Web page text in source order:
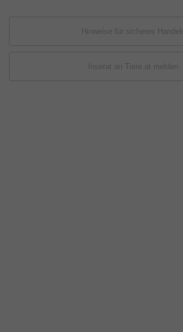
Hinweise für sicheres Handeln
Inserat an Tiere.at melden